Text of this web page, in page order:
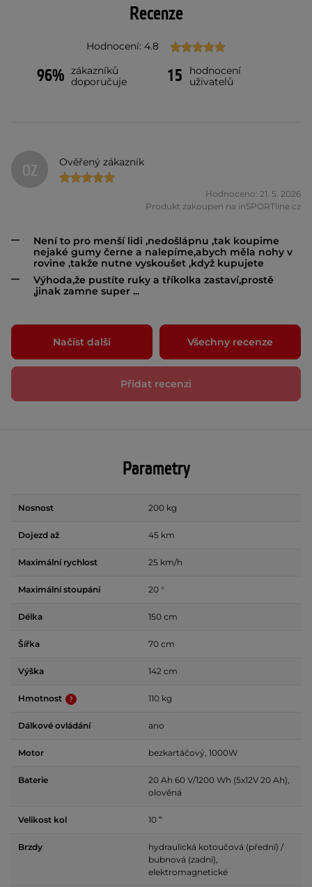
Recenze
Hodnocení: 4.8
96% zákazníků
doporučuje
15
hodnocení
uživatelů
OZ Ověřený zákazník
Hodnoceno: 21. 5. 2026
Produkt zakoupen na inSPORTline.cz
Není to pro menší lidi ,nedošlápnu ,tak koupime
nejaké gumy černe a nalepíme,abych měla nohy v
rovine ,takže nutne vyskoušet ,když kupujete
Výhoda,že pustíte ruky a tříkolka zastaví,prostě
,jinak zamne super ...
Načíst další Všechny recenze
Přidat recenzi
Parametry
Nosnost 200 kg
Dojezd až 45 km
Maximální rychlost 25 km/h
Maximální stoupání 20 °
Délka 150 cm
Šířka 70 cm
Výška 142 cm
Hmotnost 110 kg
Dálkové ovládání ano
Motor bezkartáčový, 1000W
Baterie
20 Ah 60 V/1200 Wh (5x12V 20 Ah),
olověná
Velikost kol 10 ʺ
Brzdy
hydraulická kotoučová (přední) /
bubnová (zadní),
elektromagnetické